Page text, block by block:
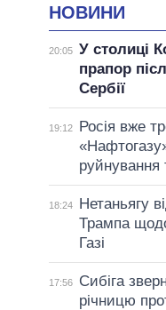
НОВИНИ
20:05 У столиці
прапор
Сербії
19:12
Росія вже
руйнування
18:24
Нетаньягу
Трампа
Газі
17:56
Сибіга
річницю